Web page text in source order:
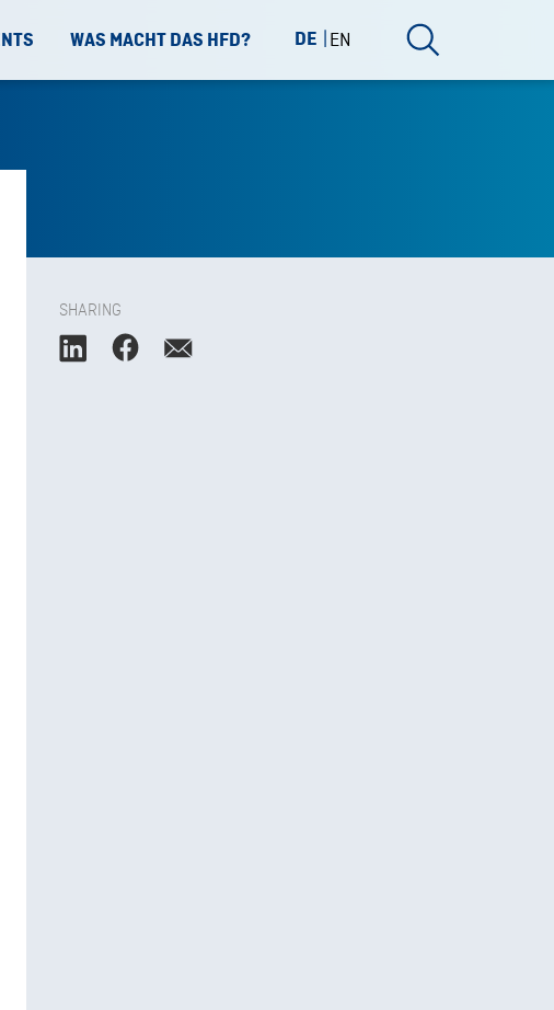
WAS MACHT DAS HFD? DE EN
SHARING